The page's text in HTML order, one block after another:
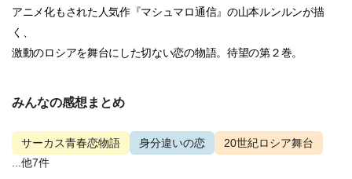
アニメ化もされた人気作『マシュマロ通信』の山本ルンルンが描
く、
激動のロシアを舞台にした切ない恋の物語。待望の第２巻。
みんなの感想まとめ
サーカス青春恋物語 身分違いの恋
20世紀ロシア舞台
...他7件